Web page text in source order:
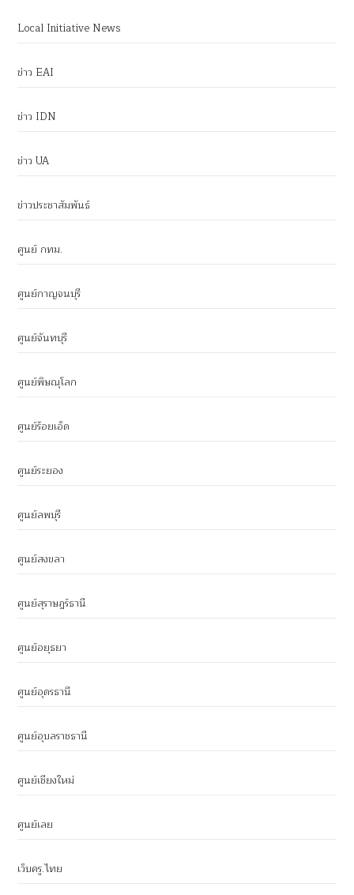
Local Initiative News
ข่าว EAI
ข่าว IDN
ข่าว UA
ข่าวประชาสัมพันธ์
ศูนย์ กทม.
ศูนย์กาญจนบุรี
ศูนย์จันทบุรี
ศูนย์พิษณุโลก
ศูนย์ร้อยเอ็ด
ศูนย์ระยอง
ศูนย์ลพบุรี
ศูนย์สงขลา
ศูนย์สุราษฎร์ธานี
ศูนย์อยุธยา
ศูนย์อุดรธานี
ศูนย์อุบลราชธานี
ศูนย์เชียงใหม่
ศูนย์เลย
เว็บครู.ไทย